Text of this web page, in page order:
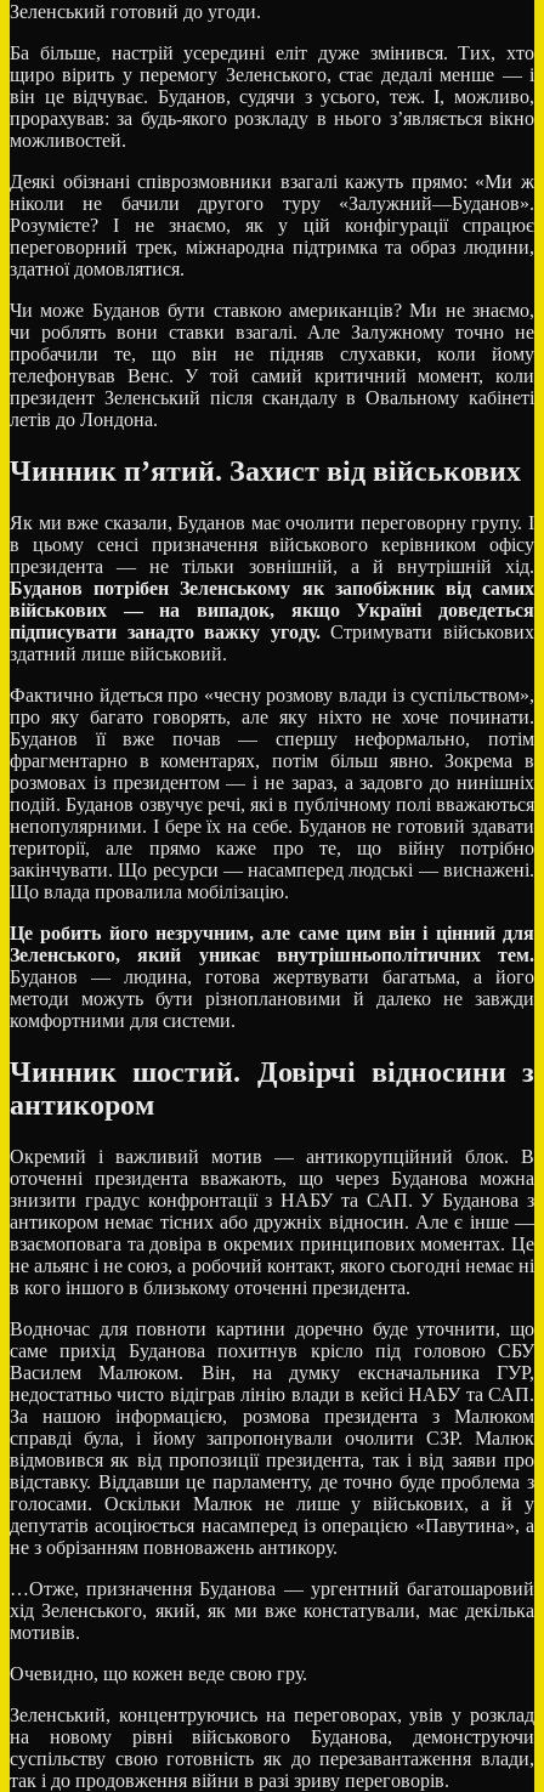
Зеленський готовий до угоди.
Ба більше, настрій усередині еліт дуже змінився. Тих, хто
щиро вірить у перемогу Зеленського, стає дедалі менше — і
він це відчуває. Буданов, судячи з усього, теж. І, можливо,
прорахував: за будь-якого розкладу в нього з’являється вікно
можливостей.
Деякі обізнані співрозмовники взагалі кажуть прямо: «Ми ж
ніколи не бачили другого туру «Залужний—Буданов».
Розумієте? І не знаємо, як у цій конфігурації спрацює
переговорний трек, міжнародна підтримка та образ людини,
здатної домовлятися.
Чи може Буданов бути ставкою американців? Ми не знаємо,
чи роблять вони ставки взагалі. Але Залужному точно не
пробачили те, що він не підняв слухавки, коли йому
телефонував Венс. У той самий критичний момент, коли
президент Зеленський після скандалу в Овальному кабінеті
летів до Лондона.
Чинник п’ятий. Захист від військових
Як ми вже сказали, Буданов має очолити переговорну групу. І
в цьому сенсі призначення військового керівником офісу
президента — не тільки зовнішній, а й внутрішній хід.
Буданов потрібен Зеленському як запобіжник від самих
військових — на випадок, якщо Україні доведеться
підписувати занадто важку угоду.Стримувати військових
здатний лише військовий.
Фактично йдеться про «чесну розмову влади із суспільством»,
про яку багато говорять, але яку ніхто не хоче починати.
Буданов її вже почав — спершу неформально, потім
фрагментарно в коментарях, потім більш явно. Зокрема в
розмовах із президентом — і не зараз, а задовго до нинішніх
подій. Буданов озвучує речі, які в публічному полі вважаються
непопулярними. І бере їх на себе. Буданов не готовий здавати
території, але прямо каже про те, що війну потрібно
закінчувати. Що ресурси — насамперед людські — виснажені.
Що влада провалила мобілізацію.
Це робить його незручним, але саме цим він і цінний для
Зеленського, який уникає внутрішньополітичних тем.
Буданов — людина, готова жертвувати багатьма, а його
методи можуть бути різноплановими й далеко не завжди
комфортними для системи.
Чинник шостий. Довірчі відносини з
антикором
Окремий і важливий мотив — антикорупційний блок. В
оточенні президента вважають, що через Буданова можна
знизити градус конфронтації з НАБУ та САП. У Буданова з
антикором немає тісних або дружніх відносин. Але є інше —
взаємоповага та довіра в окремих принципових моментах. Це
не альянс і не союз, а робочий контакт, якого сьогодні немає ні
в кого іншого в близькому оточенні президента.
Водночас для повноти картини доречно буде уточнити, що
саме прихід Буданова похитнув крісло під головою СБУ
Василем Малюком. Він, на думку ексначальника ГУР,
недостатньо чисто відіграв лінію влади в кейсі НАБУ та САП.
За нашою інформацією, розмова президента з Малюком
справді була, і йому запропонували очолити СЗР. Малюк
відмовився як від пропозиції президента, так і від заяви про
відставку. Віддавши це парламенту, де точно буде проблема з
голосами. Оскільки Малюк не лише у військових, а й у
депутатів асоціюється насамперед із операцією «Павутина», а
не з обрізанням повноважень антикору.
…Отже, призначення Буданова — ургентний багатошаровий
хід Зеленського, який, як ми вже констатували, має декілька
мотивів.
Очевидно, що кожен веде свою гру.
Зеленський, концентруючись на переговорах, увів у розклад
на новому рівні військового Буданова, демонструючи
суспільству свою готовність як до перезавантаження влади,
так і до продовження війни в разі зриву переговорів.